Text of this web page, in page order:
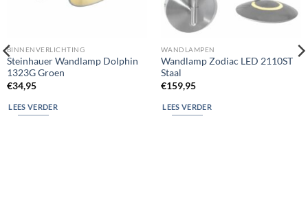
BINNENVERLICHTING
Steinhauer Wandlamp Dolphin
1323G Groen
€34,95
LEES VERDER
WANDLAMPEN
Wandlamp Zodiac LED 2110ST
Staal
€159,95
LEES VERDER